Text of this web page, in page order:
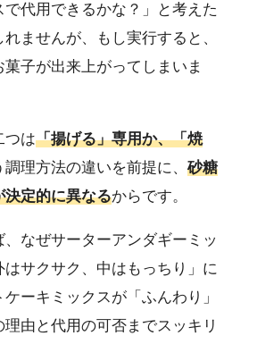
で代用できるかな？」と考えた
ませんが、もし実行すると、
子が出来上がってしまいま
つは「揚げる」専用か、「焼
調理方法の違いを前提に、 砂糖
決定的に異なるからです。
、なぜサーターアンダギーミッ
はサクサク、中はもっちり」に
ーキミックスが「ふんわり」
由と代用の可否までスッキリ